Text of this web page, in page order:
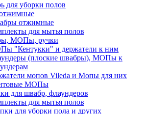
для уборки полов
отжимные
для мытья полов
МОПы, ручки
"Кентукки" и держатели к ним
(плоские швабры), МОПы к
мопов Vileda и Мопы для них
МОПы
для швабр, флаундеров
для мытья полов
для уборки пола и других